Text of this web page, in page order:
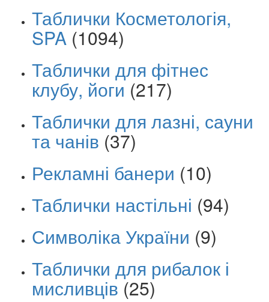
Таблички Косметологія,
SPA (1094)
Таблички для фітнес
клубу, йоги (217)
Таблички для лазні, сауни
та чанів (37)
Рекламні банери (10)
Таблички настільні (94)
Символіка України (9)
Таблички для рибалок і
мисливців (25)